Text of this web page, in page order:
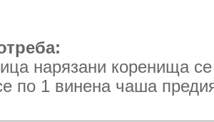
нарязани коренища
по 1 винена чаша